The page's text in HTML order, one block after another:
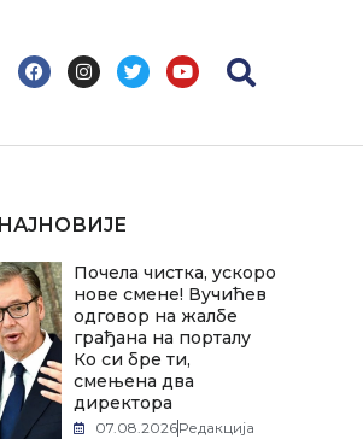
F
a
o
I
n
g
T
w
e
Y
o
b
НАЈНОВИЈЕ
Почела чистка, ускоро
нове смене! Вучићев
одговор на жалбе
грађана на порталу
Ко си бре ти,
смењена два
директора
07.08.2026Редакција